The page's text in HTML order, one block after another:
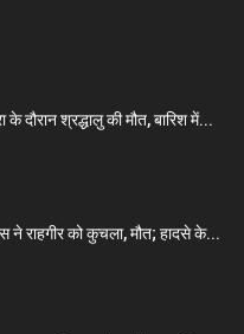
के दौरान श्रद्धालु की मौत, बारिश में...
ने राहगीर को कुचला, मौत; हादसे के...